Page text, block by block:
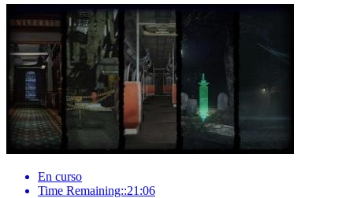
En curso
Time Remaining::21:06